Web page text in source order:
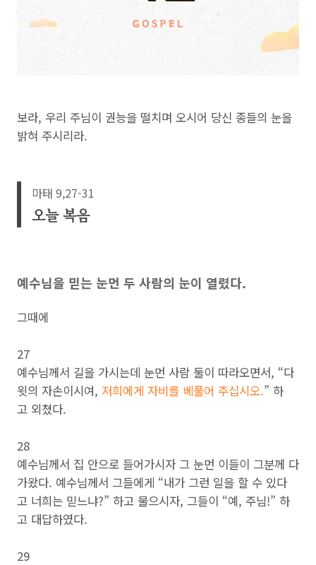
보라, 우리 주님이 권능을 떨치며 오시어 당신 종들의 눈을
밝혀 주시리라.
마태 9,27-31
오늘 복음
예수님을 믿는 눈먼 두 사람의 눈이 열렸다.
그때에
27
예수님께서 길을 가시는데 눈먼 사람 둘이 따라오면서, “다
윗의 자손이시여, 저희에게 자비를 베풀어 주십시오.” 하
고 외쳤다.
28
예수님께서 집 안으로 들어가시자 그 눈먼 이들이 그분께 다
가왔다. 예수님께서 그들에게 “내가 그런 일을 할 수 있다
고 너희는 믿느냐?” 하고 물으시자, 그들이 “예, 주님!” 하
고 대답하였다.
29